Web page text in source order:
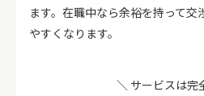
ます。在職中なら余裕を持って
やすくなります。
＼ サービスは完